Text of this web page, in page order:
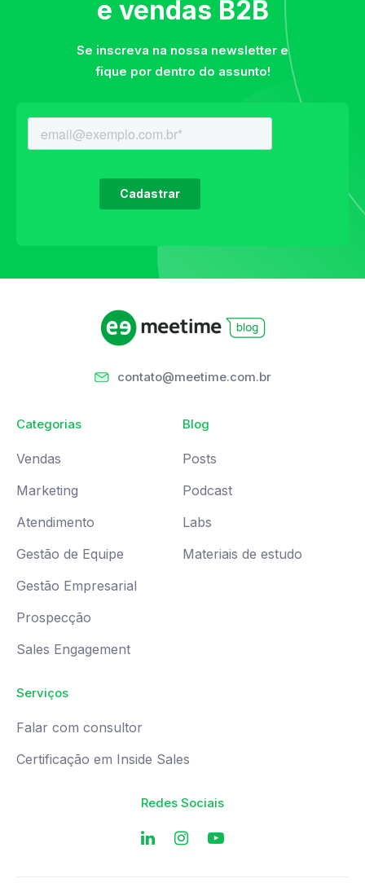
e vendas B2B
Se inscreva na nossa newsletter e
fique por dentro do assunto!
contato@meetime.com.br
Categorias
Vendas
Marketing
Atendimento
Gestão de Equipe
Gestão Empresarial
Prospecção
Sales Engagement
Blog
Posts
Podcast
Labs
Materiais de estudo
Serviços
Falar com consultor
Certificação em Inside Sales
Redes Sociais